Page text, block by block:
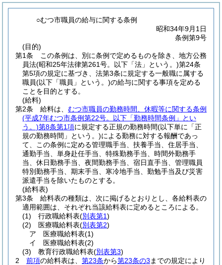
○むつ市職員の給与に関する条例
昭和34年9月1日
条例第9号
(目的)
第1条
この条例は、別に条例で定めるものを除き、地方公務
員法(昭和25年法律第261号。以下「法」という。)第24条
第5項の規定に基づき、法第3条に規定する一般職に属する
職員(以下「職員」という。)の給与に関する事項を定める
ことを目的とする。
(給料)
第2条
給料は、 むつ市職員の勤務時間、休暇等に関する条例
(平成7年むつ市条例第22号。以下「勤務時間条例」とい
う。)第8条第1項に規定する正規の勤務時間(以下単に「正
規の勤務時間」という。)による勤務に対する報酬であっ
て、この条例に定める管理職手当、扶養手当、住居手当、
通勤手当、単身赴任手当、特殊勤務手当、時間外勤務手
当、休日勤務手当、夜間勤務手当、宿日直手当、管理職員
特別勤務手当、期末手当、寒冷地手当、勤勉手当及び災害
派遣手当を除いたものとする。
(給料表)
第3条
給料表の種類は、次に掲げるとおりとし、各給料表の
適用範囲は、それぞれ当該給料表に定めるところによる。
(1)
行政職給料表(別表第1)
(2)
医療職給料表(別表第2)
ア
医療職給料表(1)
イ
医療職給料表(2)
(3)
教育行政職給料表(別表第3)
2
前項の給料表は、 第23条から第23条の3 までの規定により